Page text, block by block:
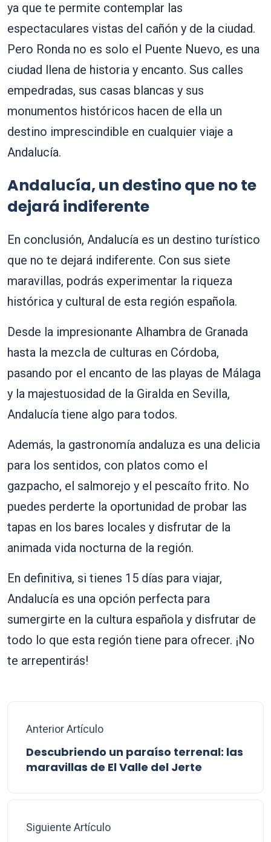
ya que te permite contemplar las
espectaculares vistas del cañón y de la ciudad.
Pero Ronda no es solo el Puente Nuevo, es una
ciudad llena de historia y encanto. Sus calles
empedradas, sus casas blancas y sus
monumentos históricos hacen de ella un
destino imprescindible en cualquier viaje a
Andalucía.
Andalucía, un destino que no te
dejará indiferente
En conclusión, Andalucía es un destino turístico
que no te dejará indiferente. Con sus siete
maravillas, podrás experimentar la riqueza
histórica y cultural de esta región española.
Desde la impresionante Alhambra de Granada
hasta la mezcla de culturas en Córdoba,
pasando por el encanto de las playas de Málaga
y la majestuosidad de la Giralda en Sevilla,
Andalucía tiene algo para todos.
Además, la gastronomía andaluza es una delicia
para los sentidos, con platos como el
gazpacho, el salmorejo y el pescaíto frito. No
puedes perderte la oportunidad de probar las
tapas en los bares locales y disfrutar de la
animada vida nocturna de la región.
En definitiva, si tienes 15 días para viajar,
Andalucía es una opción perfecta para
sumergirte en la cultura española y disfrutar de
todo lo que esta región tiene para ofrecer. ¡No
te arrepentirás!
Anterior Artículo
Descubriendo un paraíso terrenal: las
maravillas de El Valle del Jerte
Siguiente Artículo